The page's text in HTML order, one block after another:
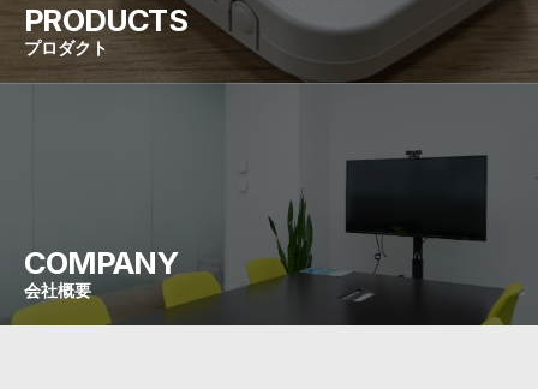
プロダクト
PRODUCTS
会社概要
COMPANY